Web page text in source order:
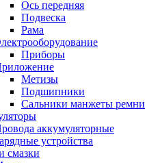
Ось передняя
Подвеска
Рама
Приборы
Метизы
Подшипники
Сальники манжеты ремни
аккумуляторные
устройства
смазки